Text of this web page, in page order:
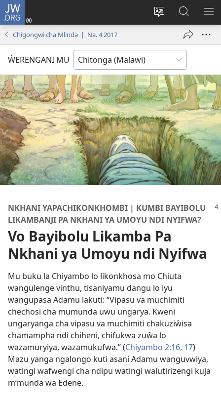
JW.ORG
Sinthani
chineneru
Sereni
(Lajula
Fufuzani
Vinthu
pa
JW.ORG
Chigongwi cha Mlinda | Na. 4 2017
ŴERENGANI MU
NKHANI YAPACHIKONKHOMBI | KUMBI BAYIBOLU
LIKAMBANJI PA NKHANI YA UMOYU NDI NYIFWA?
Vo Bayibolu Likamba Pa
Nkhani ya Umoyu ndi Nyifwa
Mu buku la Chiyambo lo likonkhosa mo Chiuta
wangulenge vinthu, tisaniyamu dangu lo iyu
wangupasa Adamu lakuti: “Vipasu va muchimiti
chechosi cha mumunda uwu ungarya. Kweni
ungaryanga cha vipasu va muchimiti chakuziŵisa
chamampha ndi chiheni, chifukwa zuŵa lo
wazamuryiya, wazamukufwa.” (Chiyambo 2:16, 17)
Mazu yanga ngalongo kuti asani Adamu wanguvwiya,
watingi wafwengi cha ndipu watingi walutirizengi kuja
m’munda wa Edene.